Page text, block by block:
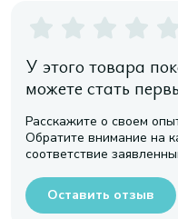
У этого товара
можете стать
Расскажите о своем
Обратите внимание на
соответствие
Оставить отзыв